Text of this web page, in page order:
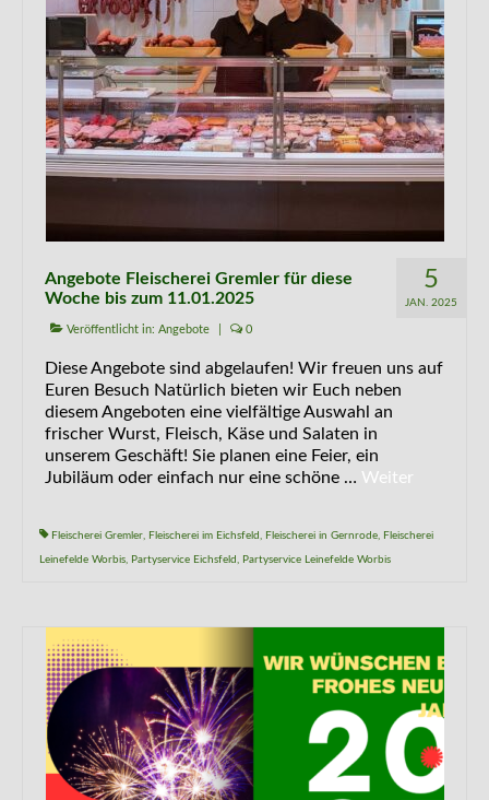
5
JAN. 2025
Angebote Fleischerei Gremler für diese
Woche bis zum 11.01.2025
Veröffentlicht in: Angebote 0
Diese Angebote sind abgelaufen! Wir freuen uns auf
Euren Besuch Natürlich bieten wir Euch neben
diesem Angeboten eine vielfältige Auswahl an
frischer Wurst, Fleisch, Käse und Salaten in
unserem Geschäft! Sie planen eine Feier, ein
Jubiläum oder einfach nur eine schöne … Weiter
Fleischerei Gremler, Fleischerei im Eichsfeld , Fleischerei in Gernrode, Fleischerei
Leinefelde Worbis, Partyservice Eichsfeld , Partyservice Leinefelde Worbis